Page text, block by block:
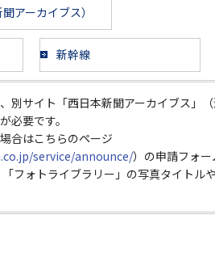
アーカイブス）
新幹線
別サイト「西日本新聞アーカイブス」
必要です。
合はこちらのページ
service/announce/）の申請フォ
フォトライブラリー」の写真タイトル